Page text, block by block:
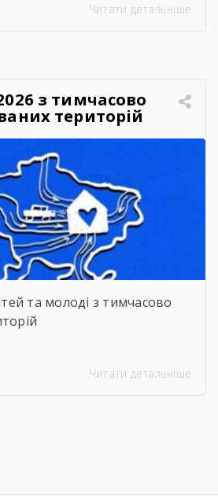
Читати детальніше
з тимчасово
територій
та молоді з тимчасово
Читати детальніше